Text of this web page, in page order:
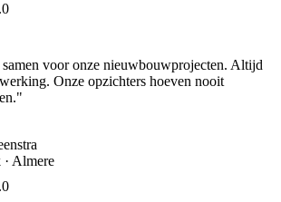
voor onze nieuwbouwprojecten. Altijd
Onze opzichters hoeven nooit
"
· Almere